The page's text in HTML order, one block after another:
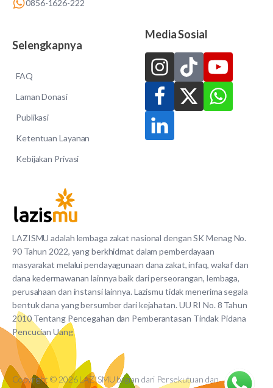
LAZISMU adalah lembaga zakat nasional dengan SK Menag No.
90 Tahun 2022, yang berkhidmat dalam pemberdayaan
masyarakat melalui pendayagunaan dana zakat, infaq, wakaf dan
dana kedermawanan lainnya baik dari perseorangan, lembaga,
perusahaan dan instansi lainnya. Lazismu tidak menerima segala
bentuk dana yang bersumber dari kejahatan. UU RI No. 8 Tahun
2010 Tentang Pencegahan dan Pemberantasan Tindak Pidana
Pencucian Uang
0856-1626-222
Selengkapnya
FAQ
Laman Donasi
Publikasi
Ketentuan Layanan
Kebijakan Privasi
Media Sosial
Copyright © 2026 LAZISMU bagian dari Persekutuan dan